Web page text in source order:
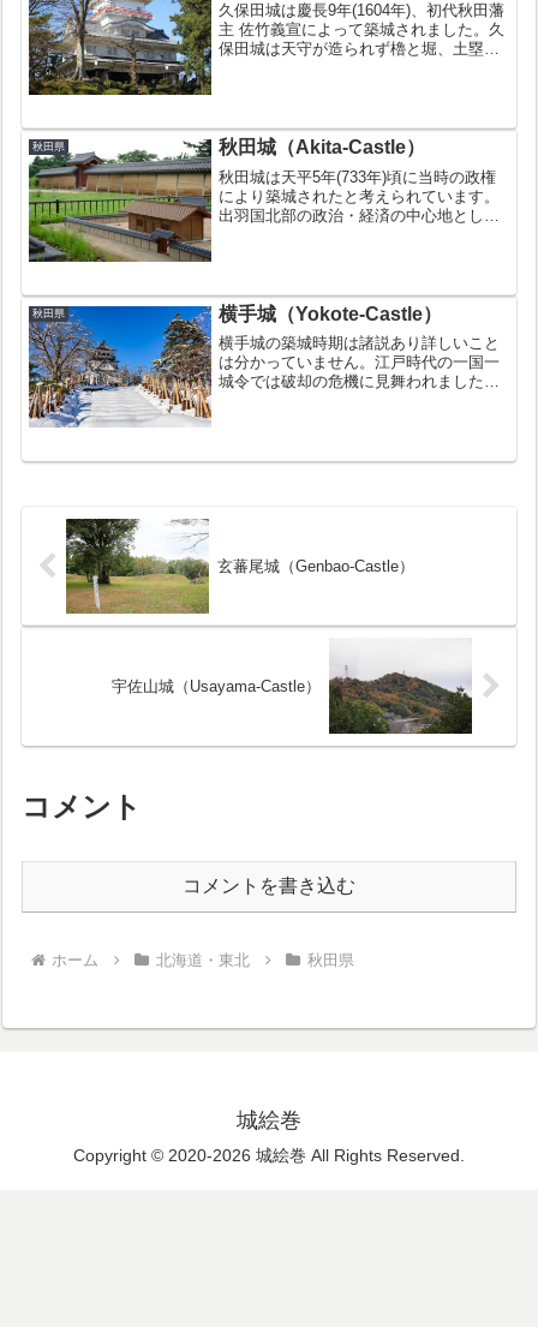
久保田城は慶長9年(1604年)、初代秋田藩
主 佐竹義宣によって築城されました。久
保田城は天守が造られず櫓と堀、土塁の
13年)...
秋田県 秋田城（Akita-Castle）
秋田城は天平5年(733年)頃に当時の政権
により築城されたと考えられています。
出羽国北部の政治・経済の中心地として
識続日本100名...
秋田県 横手城（Yokote-Castle）
横手城の築城時期は諸説あり詳しいこと
は分かっていません。江戸時代の一国一
城令では破却の危機に見舞われました
在しませんでしたが、昭和4...
玄蕃尾城（Genbao-Castle）
宇佐山城（Usayama-Castle）
コメント
コメントを書き込む
ホーム 北海道・東北 秋田県
城絵巻
Copyright © 2020-2026 城絵巻 All Rights Reserved.